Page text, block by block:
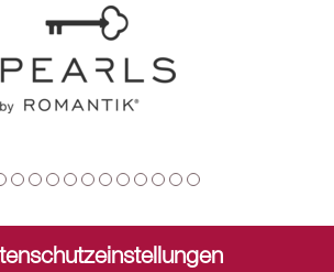
Cookies Barrierefreiheit